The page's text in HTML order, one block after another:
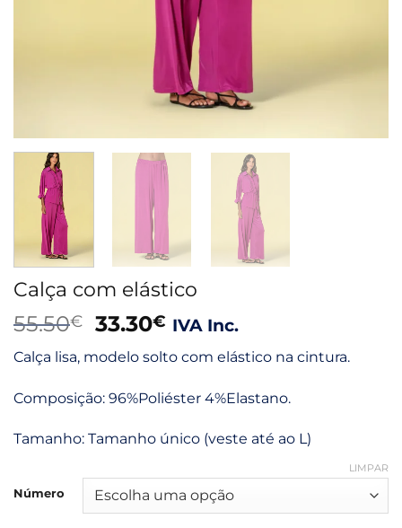
Calça com elástico
55.50€
O
original
era:
55.50€.
33.30€ O
atual
é:
33.30€.
IVA Inc.
Calça lisa, modelo solto com elástico na cintura.
Composição: 96%Poliéster 4%Elastano.
Tamanho: Tamanho único (veste até ao L)
Número
LIMPAR